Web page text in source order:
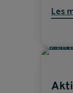
Les